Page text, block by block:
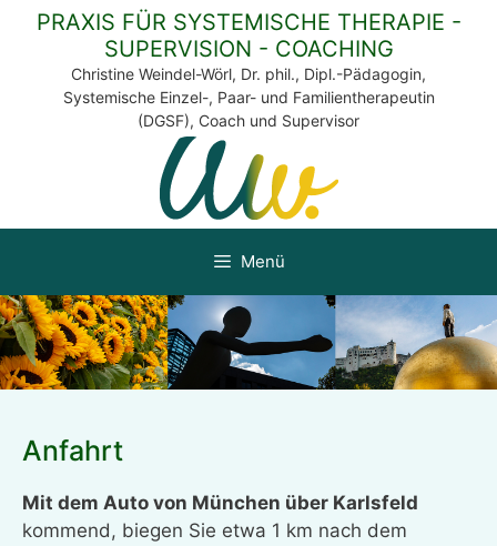
Zum
springen
PRAXIS FÜR SYSTEMISCHE THERAPIE -
SUPERVISION - COACHING
Christine Weindel-Wörl, Dr. phil., Dipl.-Pädagogin,
Systemische Einzel-, Paar- und Familientherapeutin
(DGSF), Coach und Supervisor
Menü
Anfahrt
Mit dem Auto von München über Karlsfeld
kommend, biegen Sie etwa 1 km nach dem